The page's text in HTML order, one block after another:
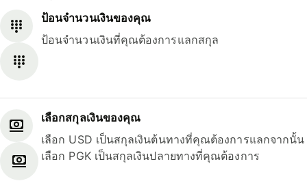
ป้อนจำนวนเงินของคุณ
ป้อนจำนวนเงินที่คุณต้องการแลกสกุล
เลือกสกุลเงินของคุณ
เลือก USD เป็นสกุลเงินต้นทางที่คุณต้องการแลกจากนั้น
เลือก PGK เป็นสกุลเงินปลายทางที่คุณต้องการ